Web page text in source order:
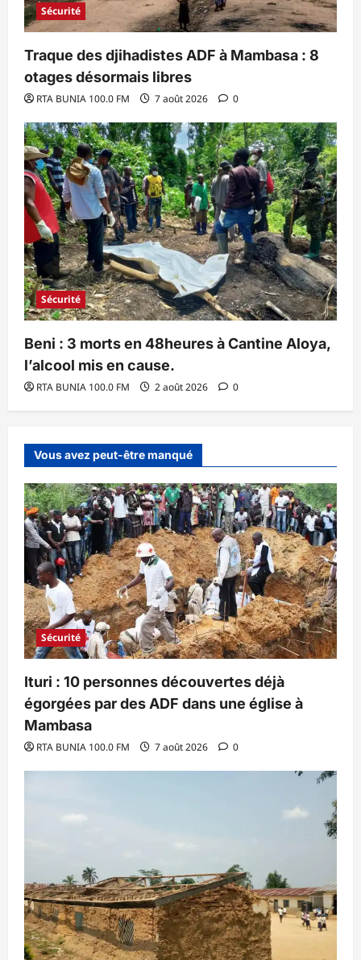
Sécurité
Traque des djihadistes ADF à Mambasa : 8
otages désormais libres
RTA BUNIA 100.0 FM 7 août 2026 0
Sécurité
Beni : 3 morts en 48heures à Cantine Aloya,
l’alcool mis en cause.
RTA BUNIA 100.0 FM 2 août 2026 0
Vous avez peut-être manqué
Sécurité
Ituri : 10 personnes découvertes déjà
égorgées par des ADF dans une église à
Mambasa
RTA BUNIA 100.0 FM 7 août 2026 0